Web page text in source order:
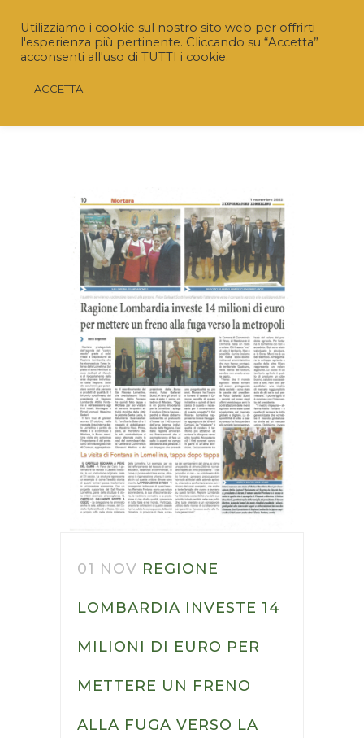
01 NOV REGIONE
LOMBARDIA INVESTE 14
MILIONI DI EURO PER
METTERE UN FRENO
ALLA FUGA VERSO LA
Utilizziamo i cookie sul nostro sito web per offrirti
l'esperienza più pertinente. Cliccando su “Accetta”
acconsenti all'uso di TUTTI i cookie.
ACCETTA
Riaperto il Bando “SRD04 – Investimenti non
produttivi agricoli con finalità ambientale”
Nuovo termine:20 luglio 2026 ore 16.00